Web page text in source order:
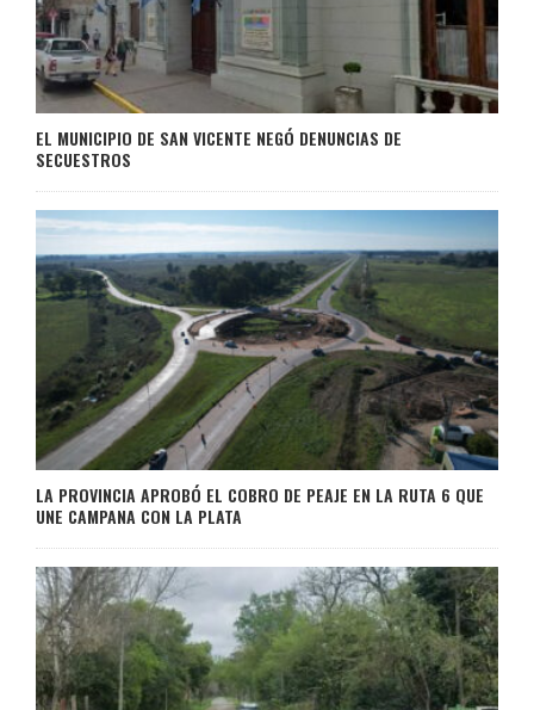
EL MUNICIPIO DE SAN VICENTE NEGÓ DENUNCIAS DE
SECUESTROS
LA PROVINCIA APROBÓ EL COBRO DE PEAJE EN LA RUTA 6 QUE
UNE CAMPANA CON LA PLATA